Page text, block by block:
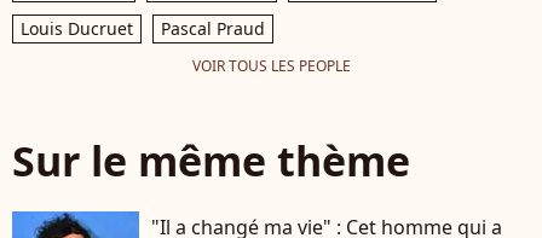
Louis Ducruet
Pascal Praud
VOIR TOUS LES PEOPLE
Sur le même thème
"Il a changé ma vie" : Cet homme qui a